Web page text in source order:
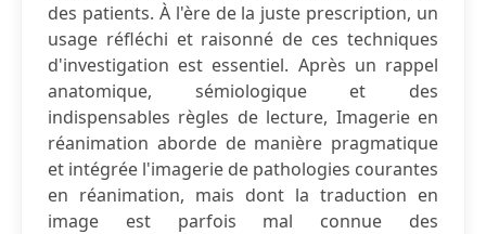
des patients. À l'ère de la juste prescription, un
usage réfléchi et raisonné de ces techniques
d'investigation est essentiel. Après un rappel
anatomique, sémiologique et des
indispensables règles de lecture, Imagerie en
réanimation aborde de manière pragmatique
et intégrée l'imagerie de pathologies courantes
en réanimation, mais dont la traduction en
image est parfois mal connue des